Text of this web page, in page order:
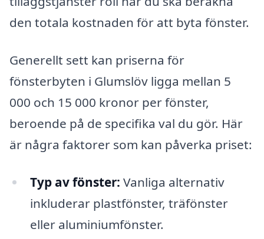
den totala kostnaden för att byta fönster.
Generellt sett kan priserna för
fönsterbyten i Glumslöv ligga mellan 5
000 och 15 000 kronor per fönster,
beroende på de specifika val du gör. Här
är några faktorer som kan påverka priset:
Typ av fönster: Vanliga alternativ
inkluderar plastfönster, träfönster
eller aluminiumfönster.